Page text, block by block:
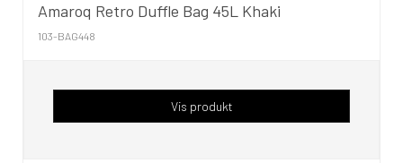
Amaroq Retro Duffle Bag 45L Khaki
103-BAG448
Vis produkt